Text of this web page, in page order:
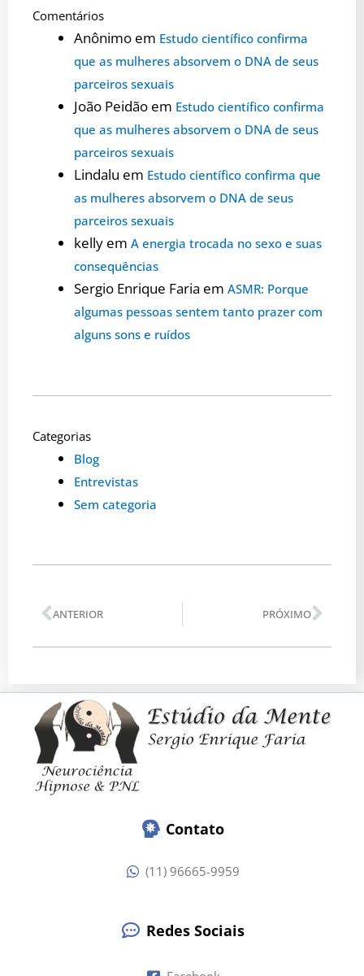
Comentários
Anônimo em Estudo científico confirma
que as mulheres absorvem o DNA de seus
parceiros sexuais
João Peidão em Estudo científico confirma
que as mulheres absorvem o DNA de seus
parceiros sexuais
Lindalu em Estudo científico confirma que
as mulheres absorvem o DNA de seus
parceiros sexuais
kelly em A energia trocada no sexo e suas
consequências
Sergio Enrique Faria em ASMR: Porque
algumas pessoas sentem tanto prazer com
alguns sons e ruídos
Categorias
Blog
Entrevistas
Sem categoria
Anterior
ANTERIOR PRÓXIMO
Contato
(11) 96665-9959
Redes Sociais